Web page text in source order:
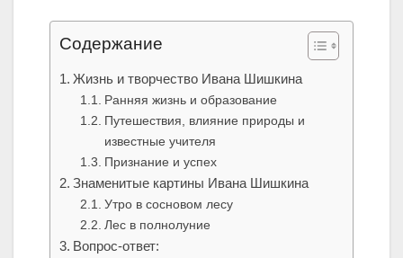
Содержание
Жизнь и творчество Ивана Шишкина
Ранняя жизнь и образование
Путешествия, влияние природы и
известные учителя
Признание и успех
Знаменитые картины Ивана Шишкина
Утро в сосновом лесу
Лес в полнолуние
Вопрос-ответ: